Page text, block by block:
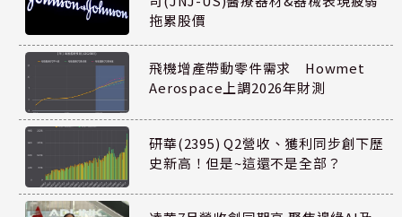
拖累股價
飛機增產帶動零件需求 Howmet
Aerospace上調2026年財測
研華(2395) Q2營收、獲利同步創下歷
史新高！但是~這還不是全部？